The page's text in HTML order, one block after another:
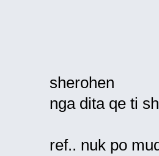
sherohen
nga dita qe ti
ref.. nuk po